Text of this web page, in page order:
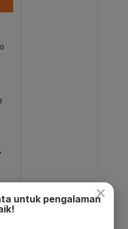
×
untuk pengalaman